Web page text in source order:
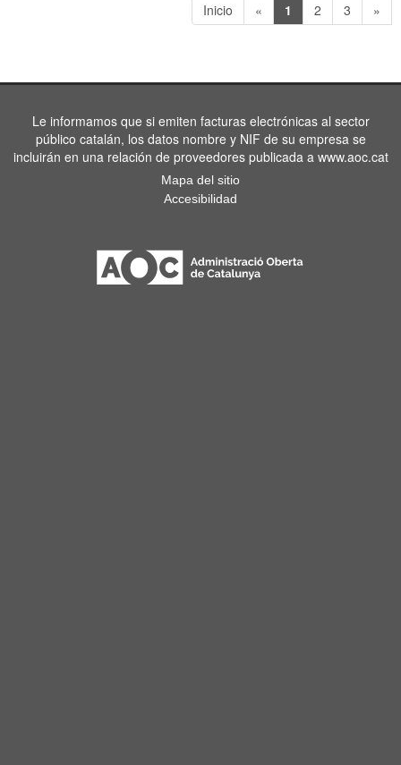
Inicio
« 1 2 3 »
Le informamos que si emiten facturas electrónicas al sector
público catalán, los datos nombre y NIF de su empresa se
incluirán en una relación de proveedores publicada a www.aoc.cat
Mapa del sitio
Accesibilidad